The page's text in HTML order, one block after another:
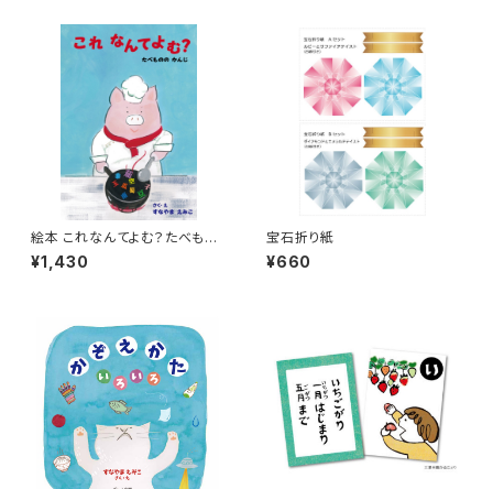
絵本 これなんてよむ？たべもの
のかんじ
¥1,430
宝石折り紙
¥660